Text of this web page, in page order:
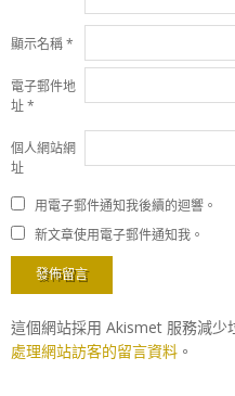
顯示名稱*
電子郵件地
址*
個人網站網
址
用電子郵件通知我後續的迴響。
新文章使用電子郵件通知我。
這個網站採用 Akismet 服務減少
處理網站訪客的留言資料 。